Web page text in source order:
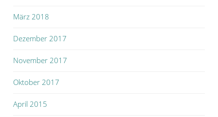
März 2018
Dezember 2017
November 2017
Oktober 2017
April 2015